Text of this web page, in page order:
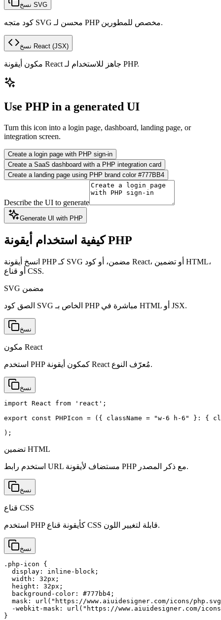
نسخ SVG
كود متجه SVG محسن لـ PHP مخصص للمطورين.
نسخ React (JSX)
مكون أيقونة React جاهز للاستخدام لـ PHP.
Use PHP in a generated UI
Turn this icon into a login page, dashboard, landing page, or
integration screen.
Create a login page with PHP sign-in
Create a SaaS dashboard with a PHP integration card
Create a landing page using PHP brand color #777BB4
Describe the UI to generate
Generate UI with PHP
كيفية استخدام أيقونة PHP
انسخ أيقونة PHP كـ SVG مضمن، أو كود React، أو تضمين HTML،
أو قناع CSS.
SVG مضمن
الصق كود SVG الخاص بـ PHP مباشرة في HTML أو JSX.
نسخ
مكون React
استخدم PHP كمكون أيقونة React مُعرّف النوع.
نسخ
import React from 'react';
export const PHPIcon = ({ className = "w-6 h-6" }: {
);
تضمين HTML
استخدم رابط URL مستضاف لأيقونة PHP مع ذكر المصدر.
نسخ
قناع CSS
استخدم PHP كأيقونة قناع CSS قابلة لتغيير اللون.
نسخ
.php-icon {
  display: inline-block;
  width: 32px;
  height: 32px;
  background-color: #777bb4;
mask: url("https://www.aiuidesigner.com/icons/
-webkit-mask: url("https://www.aiuidesigner.com/
}